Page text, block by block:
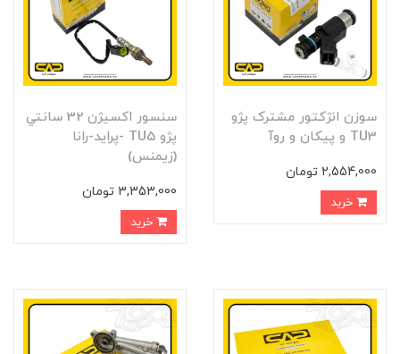
سوزن انژکتور مشترک پژو
TU3 و پيکان و روآ
2,554,000 تومان
سنسور اکسيژن 32 سانتي
پژو TU5 -پرايد-رانا
(زيمنس)
3,353,000 تومان